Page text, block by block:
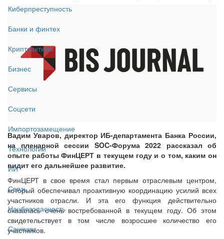
Киберпреступность
Банки и финтех
Криптоактивы
Бизнес
Сервисы
Соцсети
Импортозамещение
Технологии
ИИ
Связь
Нацбезопасность
Санкции
Вадим Уваров, директор ИБ-департамента Банка России,
на пленарной сессии SOC-Форума 2022 рассказал об
опыте работы ФинЦЕРТ в текущем году и о том, каким он
видит его дальнейшее развитие.
ФинЦЕРТ в свое время стал первым отраслевым центром,
который обеспечивал проактивную координацию усилий всех
участников отрасли. И эта его функция действительно
оказалась очень востребованной в текущем году. Об этом
свидетельствует в том числе возросшее количество его
участников.